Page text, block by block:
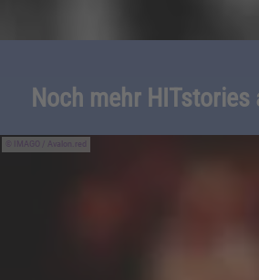
Noch mehr
IMAGO / Avalon.red